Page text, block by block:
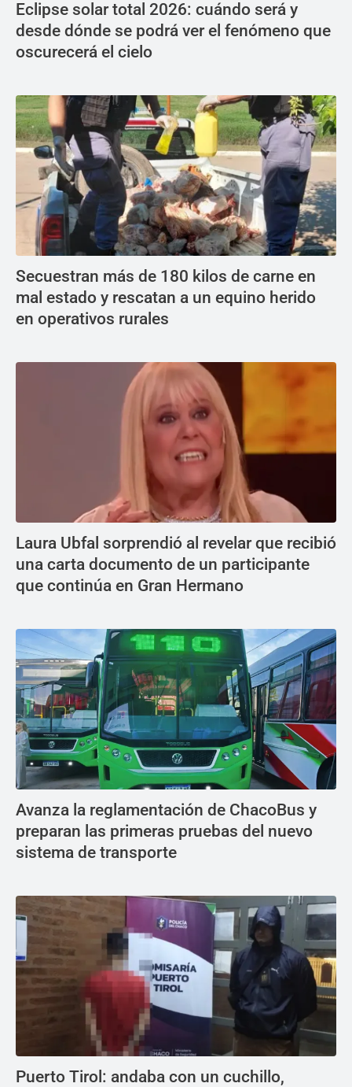
Eclipse solar total 2026: cuándo será y
desde dónde se podrá ver el fenómeno que
oscurecerá el cielo
Secuestran más de 180 kilos de carne en
mal estado y rescatan a un equino herido
en operativos rurales
Laura Ubfal sorprendió al revelar que recibió
una carta documento de un participante
que continúa en Gran Hermano
Avanza la reglamentación de ChacoBus y
preparan las primeras pruebas del nuevo
sistema de transporte
Puerto Tirol: andaba con un cuchillo,